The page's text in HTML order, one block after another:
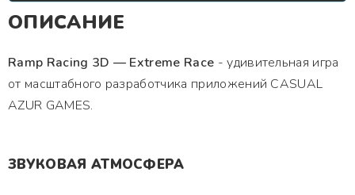
ОПИСАНИЕ
Ramp Racing 3D — Extreme Race - удивительная игра
от масштабного разработчика приложений CASUAL
AZUR GAMES.
ЗВУКОВАЯ АТМОСФЕРА